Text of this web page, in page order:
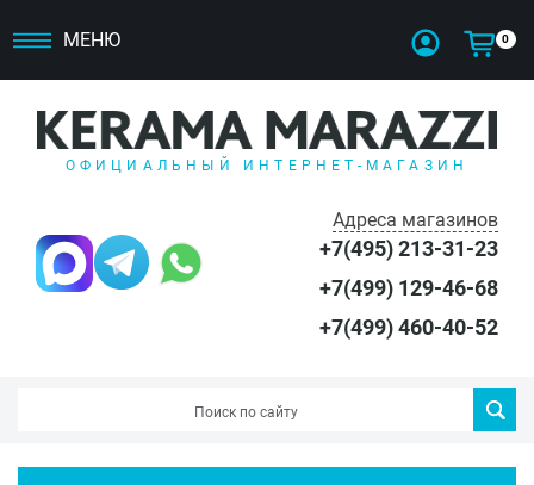
МЕНЮ 0
ОФИЦИАЛЬНЫЙ ИНТЕРНЕТ-МАГАЗИН
Адреса магазинов
+7(495) 213-31-23
+7(499) 129-46-68
+7(499) 460-40-52